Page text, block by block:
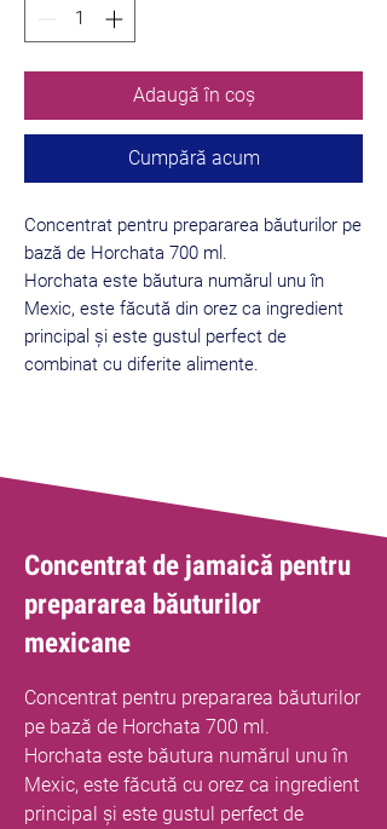
Adaugă în coș
Cumpără acum
Concentrat pentru prepararea băuturilor pe
bază de Horchata 700 ml.
Horchata este băutura numărul unu în
Mexic, este făcută din orez ca ingredient
principal și este gustul perfect de
combinat cu diferite alimente.
Concentrat de jamaică pentru
prepararea băuturilor
mexicane
Concentrat pentru prepararea băuturilor
pe bază de Horchata 700 ml.
Horchata este băutura numărul unu în
Mexic, este făcută cu orez ca ingredient
principal și este gustul perfect de